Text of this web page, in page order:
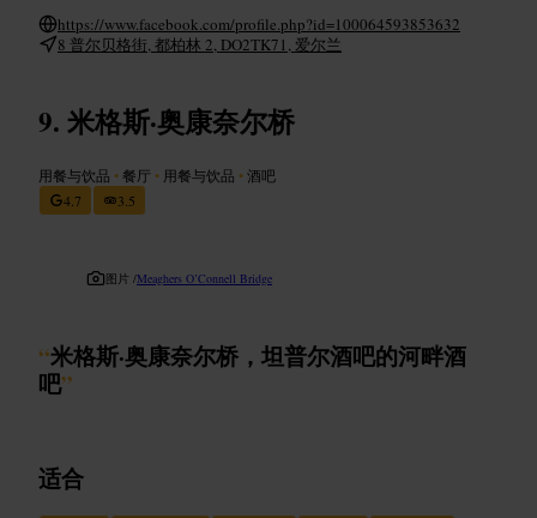
https://www.facebook.com/profile.php?id=100064593853632
8 普尔贝格街, 都柏林 2, DO2TK71, 爱尔兰
米格斯·奥康奈尔桥
用餐与饮品 •餐厅 • 用餐与饮品 •酒吧
4.7
3.5
图片 /Meaghers O’Connell Bridge
“米格斯·奥康奈尔桥，坦普尔酒吧的河畔酒
吧”
适合